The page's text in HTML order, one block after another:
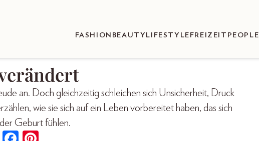
FASHION BEAUTY LIFESTYLE FREIZEIT PEOPLE
an. Doch gleichzeitig schleichen sich Unsicherheit, Druck
wie sie sich auf ein Leben vorbereitet haben, das sich
Geburt fühlen.